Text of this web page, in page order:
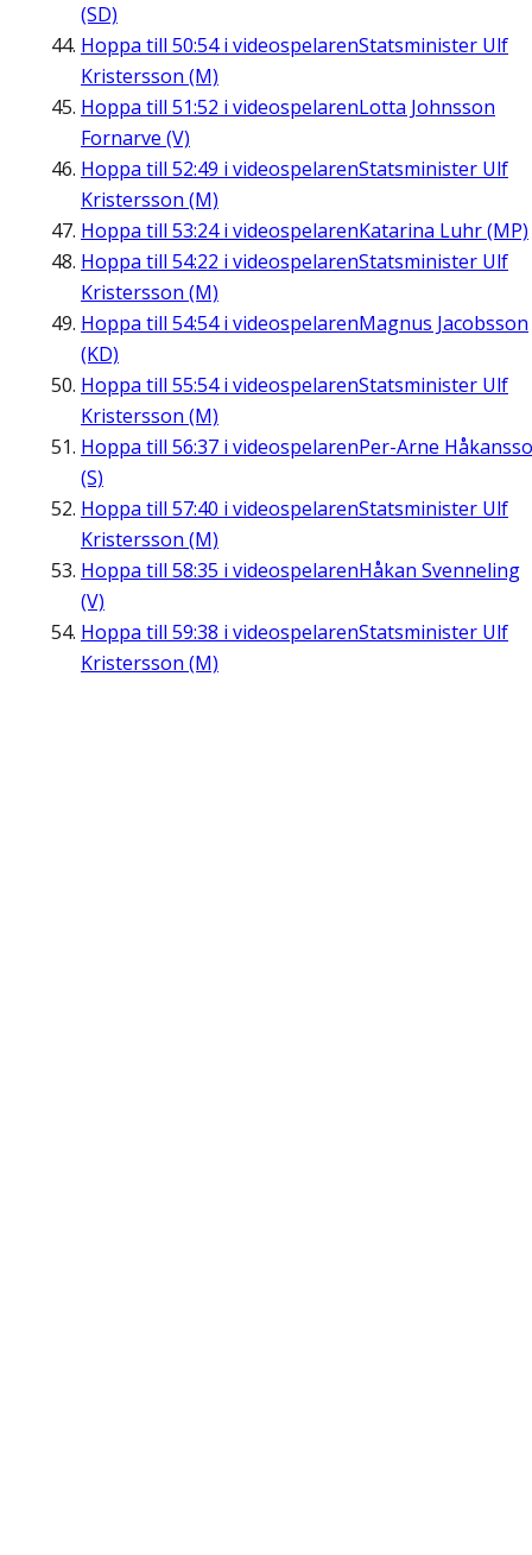
(SD)
Hoppa till 50:54i videospelarenStatsminister Ulf
Kristersson (M)
Hoppa till 51:52 i videospelarenLotta Johnsson
Fornarve (V)
Hoppa till 52:49 i videospelarenStatsminister Ulf
Kristersson (M)
Hoppa till 53:24i videospelarenKatarina Luhr (MP)
Hoppa till 54:22 i videospelarenStatsminister Ulf
Kristersson (M)
Hoppa till 54:54i videospelarenMagnus Jacobsson
(KD)
Hoppa till 55:54i videospelarenStatsminister Ulf
Kristersson (M)
Hoppa till 56:37 i videospelarenPer-Arne
(S)
Hoppa till 57:40 i videospelarenStatsminister Ulf
Kristersson (M)
Hoppa till 58:35 i videospelarenHåkan Svenneling
(V)
Hoppa till 59:38 i videospelarenStatsminister Ulf
Kristersson (M)